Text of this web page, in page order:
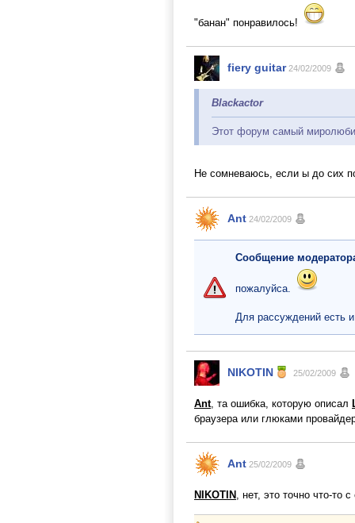
"банан" понравилось!
fiery guitar 24/02/2009
Blackactor
Этот форум самый
Не сомневаюсь, если ы до сих
Ant 24/02/2009
Сообщение
пожалуйса.
Для рассуждений есть
NIKOTIN 25/02/2009
Ant, та ошибка, которую описал
браузера или глюками
Ant 25/02/2009
NIKOTIN , нет, это точно что-то